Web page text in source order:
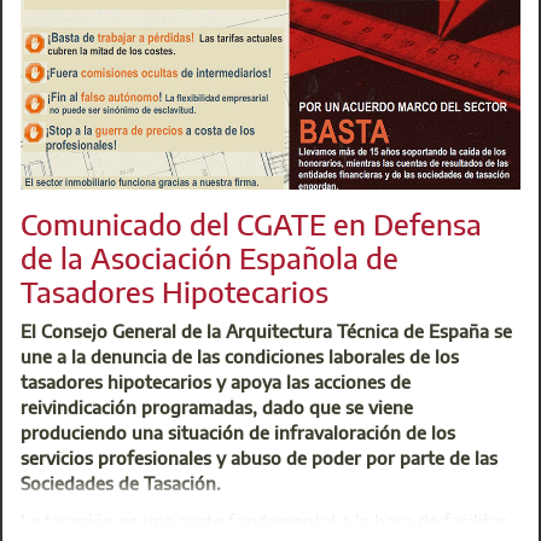
La primera convocatoria de este nuevo año tendrá lugar
Recuerda: es una sesión gratuita, exclusiva para
tramitación y retos de los data centers en la edificación.
Curso de Experto en Construcción Industrializada.
Centro de Atención Integral (CAI)
t: 91 701 45 00
@:
buzoninfo@aparejadoresmadrid.es
Comunicado del CGATE en Defensa
de la Asociación Española de
Tasadores Hipotecarios
El Consejo General de la Arquitectura Técnica de España se
une a la denuncia de las condiciones laborales de los
tasadores hipotecarios y apoya las acciones de
reivindicación programadas, dado que se viene
produciendo una situación de infravaloración de los
servicios profesionales y abuso de poder por parte de las
Sociedades de Tasación.